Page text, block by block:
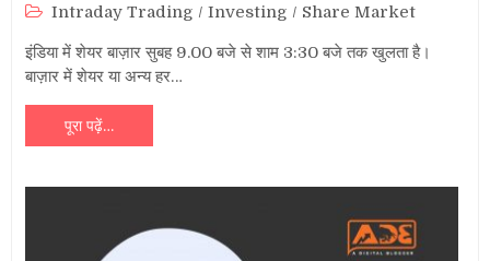
Intraday Trading /Investing / Share Market
इंडिया में शेयर बाज़ार सुबह 9.00 बजे से शाम 3:30 बजे तक खुलता है।
बाज़ार में शेयर या अन्य हर…
पूरा पढ़ें…